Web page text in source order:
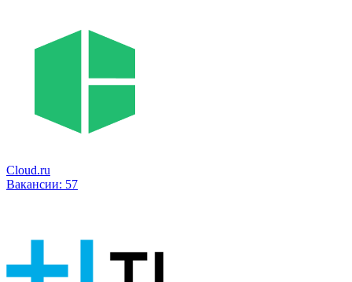
Cloud.ru
Вакансии: 57